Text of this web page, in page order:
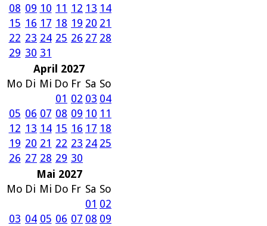
08 09 10 11 12 13 14
15 16 17 18 19 20 21
22 23 24 25 26 27 28
29 30 31
April 2027
Mo Di Mi Do Fr Sa So
01 02 03 04
05 06 07 08 09 10 11
12 13 14 15 16 17 18
19 20 21 22 23 24 25
26 27 28 29 30
Mai 2027
Mo Di Mi Do Fr Sa So
01 02
03 04 05 06 07 08 09